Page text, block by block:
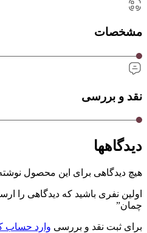
مشخصات
نقد و بررسی
دیدگاهها
هیچ دیدگاهی برای این محصول
اولین نفری باشید که دیدگاهی را
چمان”
برای ثبت نقد و بررسی وارد حساب